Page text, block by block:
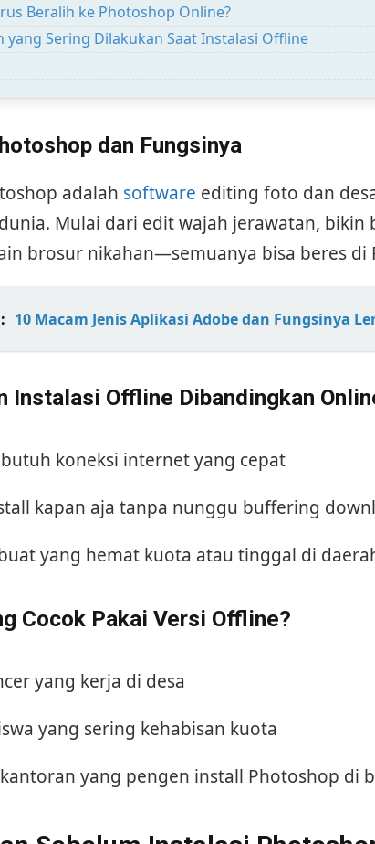
Beralih ke Photoshop Online?
yang Sering Dilakukan Saat Instalasi Offline
dan Fungsinya
adalah software editing foto dan
Mulai dari edit wajah jerawatan, bikin
brosur nikahan—semuanya bisa beres di
10 Macam Jenis Aplikasi Adobe dan Fungsinya
Instalasi Offline Dibandingkan
koneksi internet yang cepat
kapan aja tanpa nunggu buffering
yang hemat kuota atau tinggal di
Cocok Pakai Versi Offline?
yang kerja di desa
yang sering kehabisan kuota
yang pengen install Photoshop di